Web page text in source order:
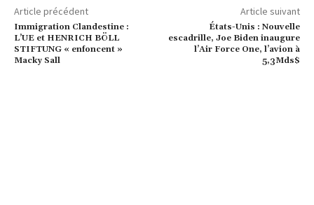
Article précédent
Immigration Clandestine :
L’UE et HENRICH BÖLL
STIFTUNG « enfoncent »
Macky Sall
Article suivant
États-Unis : Nouvelle
escadrille, Joe Biden inaugure
l’Air Force One, l’avion à
5,3Mds$